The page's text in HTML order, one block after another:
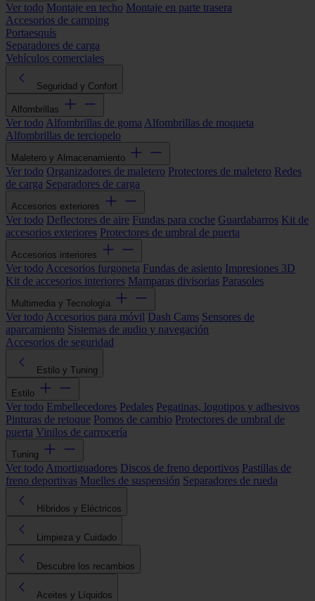
Ver todo Montaje en techo Montaje en parte trasera
Accesorios de camping
Portaesquís
Separadores de carga
Vehículos comerciales
Seguridad y Confort
Alfombrillas
Ver todo Alfombrillas de goma Alfombrillas de moqueta
Alfombrillas de terciopelo
Maletero y Almacenamiento
Ver todo Organizadores de maletero Protectores de maletero Redes
de carga Separadores de carga
Accesorios exteriores
Ver todo Deflectores de aire Fundas para coche Guardabarros Kit de
accesorios exteriores Protectores de umbral de puerta
Accesorios interiores
Ver todo Accesorios furgoneta Fundas de asiento Impresiones 3D
Kit de accesorios interiores Mamparas divisorias Parasoles
Multimedia y Tecnología
Ver todo Accesorios para móvil Dash Cams Sensores de
aparcamiento Sistemas de audio y navegación
Accesorios de seguridad
Estilo y Tuning
Estilo
Ver todo Embellecedores Pedales Pegatinas, logotipos y adhesivos
Pinturas de retoque Pomos de cambio Protectores de umbral de
puerta Vinilos de carrocería
Tuning
Ver todo Amortiguadores Discos de freno deportivos Pastillas de
freno deportivas Muelles de suspensión Separadores de rueda
Híbridos y Eléctricos
Limpieza y Cuidado
Descubre los recambios
Aceites y Líquidos